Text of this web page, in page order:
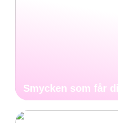
Smycken som får